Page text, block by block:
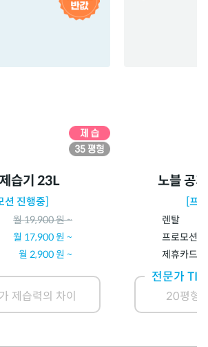
습기 23L
션 진행중]
월19,900원 ~
월 17,900원 ~
월2,900원 ~
제습력의 차이
노블 공
[프
렌탈
프로모션
제휴카드
전문가 TIP
20평형